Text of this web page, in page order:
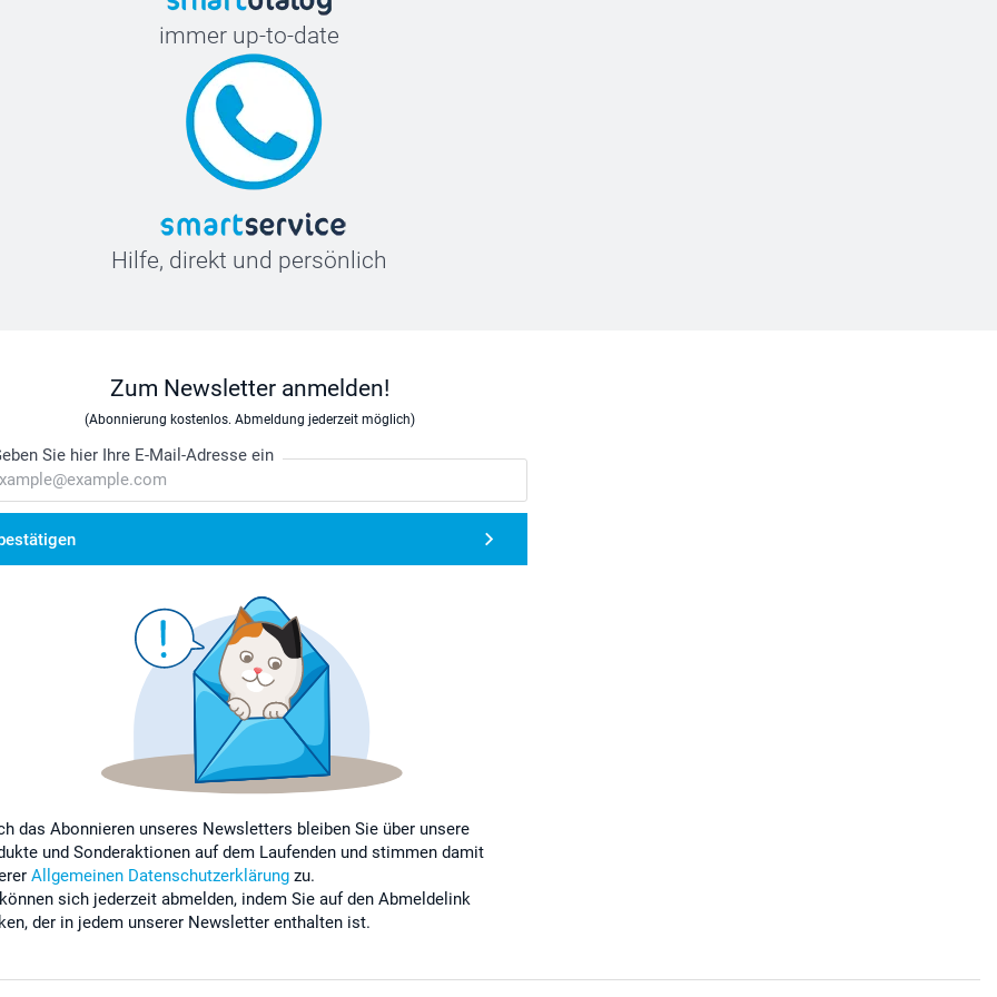
immer up-to-date
Hilfe, direkt und persönlich
Zum Newsletter anmelden!
(Abonnierung kostenlos. Abmeldung jederzeit möglich)
Sie hier Ihre E-Mail-Adresse ein
das Abonnieren unseres Newsletters bleiben Sie über unsere
und Sonderaktionen auf dem Laufenden und stimmen damit
Allgemeinen Datenschutzerklärung zu.
sich jederzeit abmelden, indem Sie auf den Abmeldelink
der in jedem unserer Newsletter enthalten ist.